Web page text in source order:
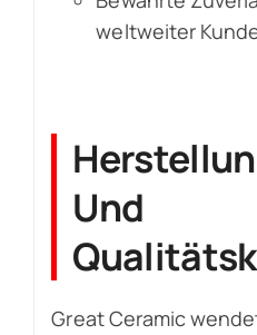
weltweiter
Und
Great Ceramic